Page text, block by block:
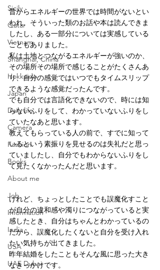
Sicily
Qatar
Vietnam
Shanghai, China
Hokkaido
Japan
Daily life
Camera
Fashion
Books
About me
Job
Information
India
USA
UAE Dubai
昔からエネルギーの世界では時間がないとい
われ、そういった類のお話や本は読んできま
したし、ある一部分については実感している
こともありました。
私は土地とつながるエネルギーが強いのか、
その場所その場所で感じることがたくさんあ
り、自分の感覚ではいつでもタイムスリップ
できるような感覚だったんです。
でも自分では言語化できないので、時には知
らないふりをして、わかっていないふりをし
ていたなあと思います。
教えてもらっている人の前で、すでに知って
いるという素振りを見せるのは失礼だと思っ
ていましたし、自分でもわからないふりをし
て見たくなかったんだと思います。
けれど、ちょっとしたことでも誤魔化すこと
が自分の違和感や濁りにつながっていると実
感したとき、自分はちゃんとわかっているの
だから、誤魔化したくないと自分を受け入れ
たい気持ちが出てきました。
昨年結婚をしたこともそんな風に思った大き
なきっかけです。